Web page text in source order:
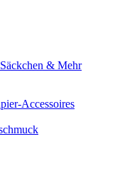
& Mehr
Accessoires